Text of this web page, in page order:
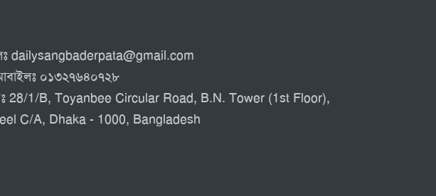
dailysangbaderpata@gmail.com
০১৩২৭৬৪০৭২৮
28/1/B, Toyanbee Circular Road, B.N. Tower (1st Floor),
C/A, Dhaka - 1000, Bangladesh